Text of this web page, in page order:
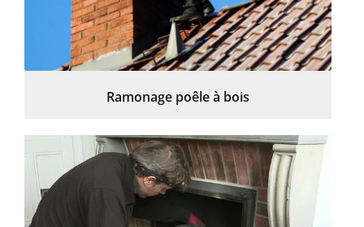
Ramonage poêle à bois